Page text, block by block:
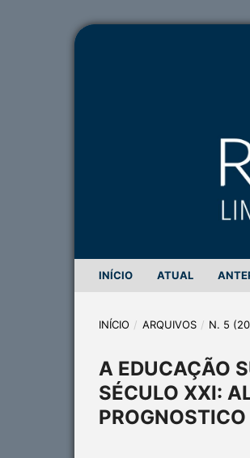
INÍCIO ATUAL
INÍCIO / ARQUIVOS / N. 5
A EDUCAÇÃO
SÉCULO XXI:
PROGNOSTICO